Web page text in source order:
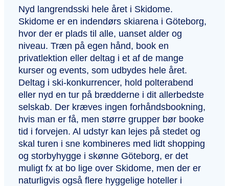
Nyd langrendsski hele året i Skidome.
Skidome er en indendørs skiarena i Göteborg,
hvor der er plads til alle, uanset alder og
niveau. Træn på egen hånd, book en
privatlektion eller deltag i et af de mange
kurser og events, som udbydes hele året.
Deltag i ski-konkurrencer, hold polterabend
eller nyd en tur på brædderne i dit allerbedste
selskab. Der kræves ingen forhåndsbookning,
hvis man er få, men større grupper bør booke
tid i forvejen. Al udstyr kan lejes på stedet og
skal turen i sne kombineres med lidt shopping
og storbyhygge i skønne Göteborg, er det
muligt fx at bo lige over Skidome, men der er
naturligvis også flere hyggelige hoteller i